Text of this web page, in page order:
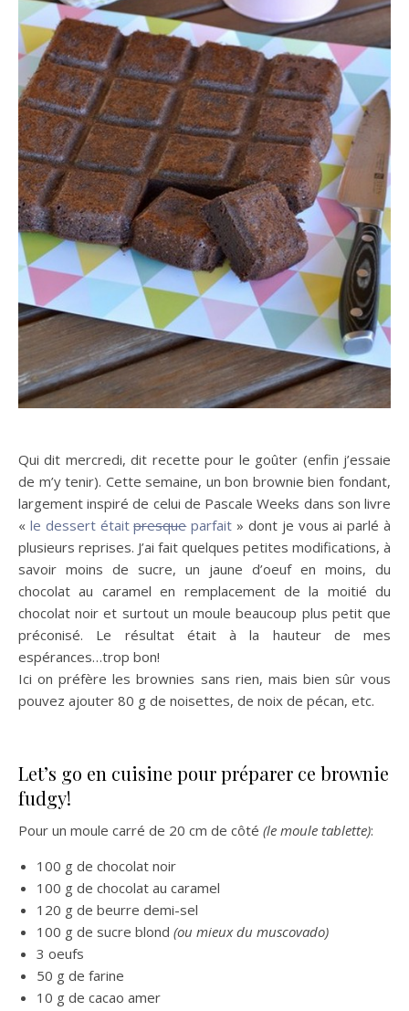
Qui dit mercredi, dit recette pour le goûter (enfin j’essaie
de m’y tenir). Cette semaine, un bon brownie bien fondant,
largement inspiré de celui de Pascale Weeks dans son livre
« le dessert étaitpresqueparfait » dont je vous ai parlé à
plusieurs reprises. J’ai fait quelques petites modifications, à
savoir moins de sucre, un jaune d’oeuf en moins, du
chocolat au caramel en remplacement de la moitié du
chocolat noir et surtout un moule beaucoup plus petit que
préconisé. Le résultat était à la hauteur de mes
espérances…trop bon!
Ici on préfère les brownies sans rien, mais bien sûr vous
pouvez ajouter 80 g de noisettes, de noix de pécan, etc.
Let’s go en cuisine pour préparer ce brownie
fudgy!
Pour un moule carré de 20 cm de côté (le moule tablette):
100 g de chocolat noir
100 g de chocolat au caramel
120 g de beurre demi-sel
100 g de sucre blond (ou mieux du muscovado)
3 oeufs
50 g de farine
10 g de cacao amer